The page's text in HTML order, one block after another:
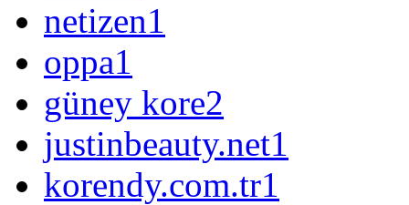
netizen1
oppa1
güney kore2
justinbeauty.net1
korendy.com.tr1